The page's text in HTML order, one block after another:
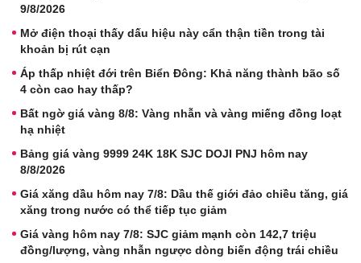
9/8/2026
Mở điện thoại thấy dấu hiệu này cẩn thận tiền trong tài
khoản bị rút cạn
Áp thấp nhiệt đới trên Biển Đông: Khả năng thành bão số
4 còn cao hay thấp?
Bất ngờ giá vàng 8/8: Vàng nhẫn và vàng miếng đồng loạt
hạ nhiệt
Bảng giá vàng 9999 24K 18K SJC DOJI PNJ hôm nay
8/8/2026
Giá xăng dầu hôm nay 7/8: Dầu thế giới đảo chiều tăng, giá
xăng trong nước có thể tiếp tục giảm
Giá vàng hôm nay 7/8: SJC giảm mạnh còn 142,7 triệu
đồng/lượng, vàng nhẫn ngược dòng biến động trái chiều